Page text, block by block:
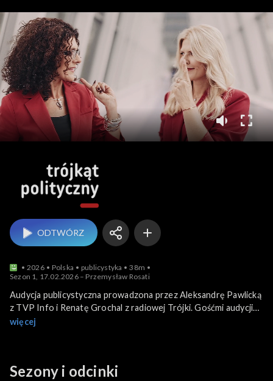
ODTWÓRZ
2026 Polska publicystyka
38m
Sezon 1, 17.02.2026 – Przemysław Rosati
Audycja publicystyczna prowadzona przez Aleksandrę Pawlicką
z TVP Info i Renatę Grochal z radiowej Trójki. Gośćmi audycji
są bohaterowie najważniejszych wydarzeń politycznych w kraju.
więcej
Sezony i odcinki